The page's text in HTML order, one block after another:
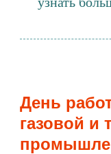
День
газовой и